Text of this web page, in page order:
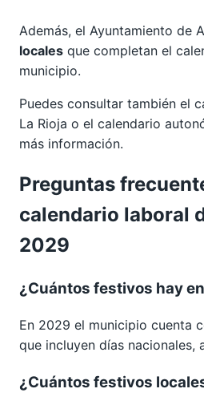
Además, el Ayuntamiento de
locales que completan el
municipio.
Puedes consultar también el
La Rioja o el calendario
más información.
Preguntas
calendario laboral
2029
¿Cuántos festivos hay
En 2029 el municipio cuenta
que incluyen días nacionales,
¿Cuántos festivos